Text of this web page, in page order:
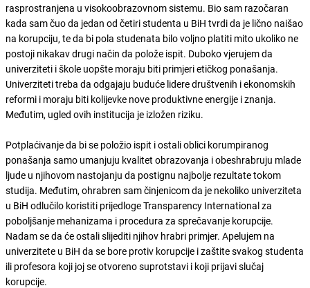
rasprostranjena u visokoobrazovnom sistemu. Bio sam razočaran
kada sam čuo da jedan od četiri studenta u BiH tvrdi da je lično naišao
na korupciju, te da bi pola studenata bilo voljno platiti mito ukoliko ne
postoji nikakav drugi način da polože ispit. Duboko vjerujem da
univerziteti i škole uopšte moraju biti primjeri etičkog ponašanja.
Univerziteti treba da odgajaju buduće lidere društvenih i ekonomskih
reformi i moraju biti kolijevke nove produktivne energije i znanja.
Međutim, ugled ovih institucija je izložen riziku.
Potplaćivanje da bi se položio ispit i ostali oblici korumpiranog
ponašanja samo umanjuju kvalitet obrazovanja i obeshrabruju mlade
ljude u njihovom nastojanju da postignu najbolje rezultate tokom
studija. Međutim, ohrabren sam činjenicom da je nekoliko univerziteta
u BiH odlučilo koristiti prijedloge Transparency International za
poboljšanje mehanizama i procedura za sprečavanje korupcije.
Nadam se da će ostali slijediti njihov hrabri primjer. Apelujem na
univerzitete u BiH da se bore protiv korupcije i zaštite svakog studenta
ili profesora koji joj se otvoreno suprotstavi i koji prijavi slučaj
korupcije.